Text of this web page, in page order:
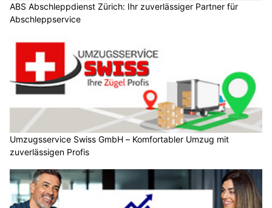
ABS Abschleppdienst Zürich: Ihr zuverlässiger Partner für
Abschleppservice
Umzugsservice Swiss GmbH – Komfortabler Umzug mit
zuverlässigen Profis